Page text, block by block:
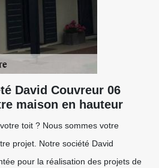
David Couvreur 06
maison en hauteur
toit ? Nous sommes votre
projet. Notre société David
pour la réalisation des projets de